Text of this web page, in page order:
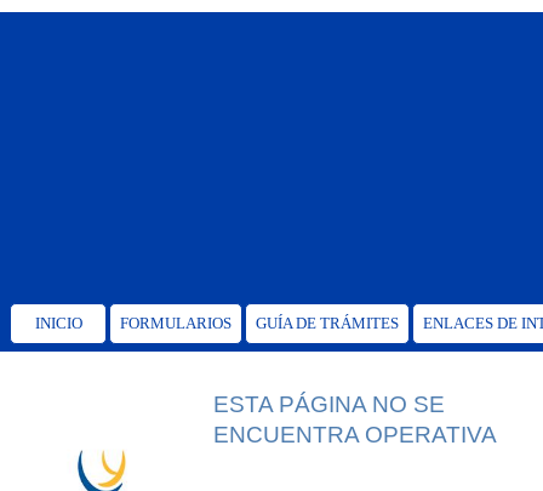
INICIO FORMULARIOS GUÍA DE TRÁMITES ENLACES DE
ESTA PÁGINA NO SE
ENCUENTRA OPERATIVA